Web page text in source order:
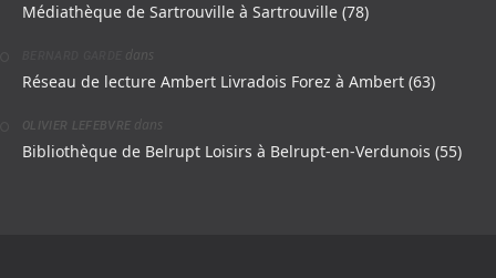
Médiathèque de Sartrouville à Sartrouville (78)
dans
Réseau de lecture Ambert Livradois Forez à Ambert (63)
OLIVIER LEFEBVRE dans
Bibliothèque de Belrupt Loisirs à Belrupt-en-Verdunois (55)